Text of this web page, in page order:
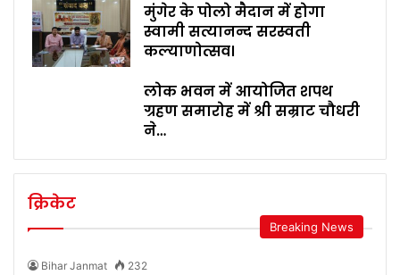
मुंगेर के पोलो मैदान में होगा
स्वामी सत्यानन्द सरस्वती
कल्याणोत्सव।
लोक भवन में आयोजित शपथ
ग्रहण समारोह में श्री सम्राट चौधरी
ने…
क्रिकेट
Breaking News
Bihar Janmat 232